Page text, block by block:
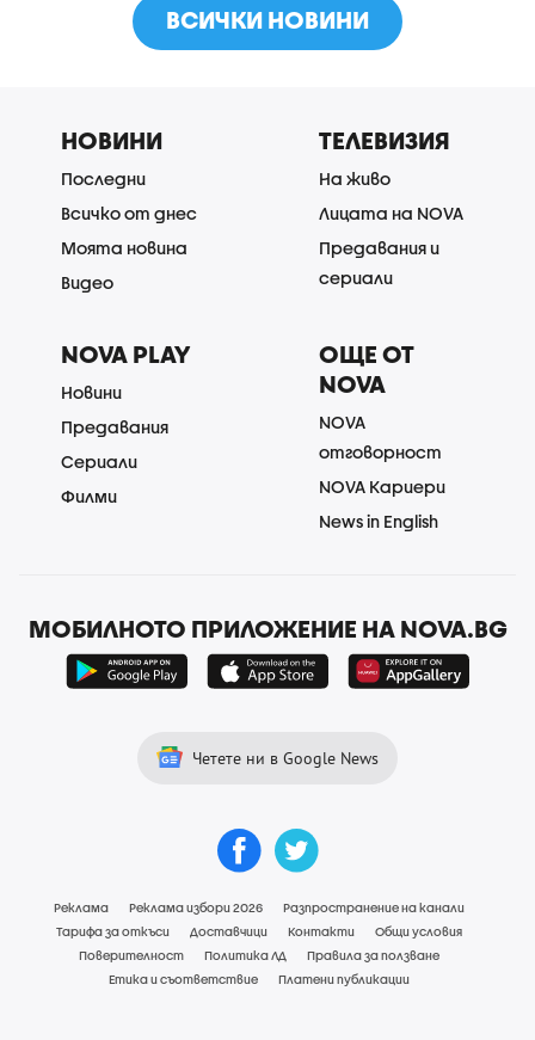
ВСИЧКИ НОВИНИ
НОВИНИ
Последни
Всичко от днес
Моята новина
Видео
ТЕЛЕВИЗИЯ
На живо
Лицата на NOVA
Предавания и
сериали
NOVA PLAY
Новини
Предавания
Сериали
Филми
ОЩЕ ОТ
NOVA
NOVA
отговорност
NOVA Кариери
News in English
МОБИЛНОТО ПРИЛОЖЕНИЕ НА NOVA.BG
Четете ни в Google News
Реклама Реклама избори 2026
Разпространение на канали
Тарифа за откъси
Доставчици Контакти
Общи условия
Поверителност
Политика ЛД
Правила за ползване
Етика и съответствие
Платени публикации